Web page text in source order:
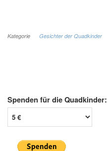
Kategorie Gesichter der Quadkinder
Spenden für die Quadkinder: